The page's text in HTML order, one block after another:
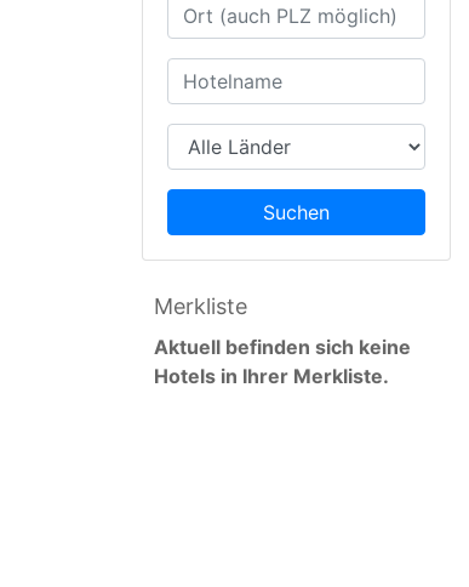
Suchen
Merkliste
Aktuell befinden sich keine
Hotels in Ihrer Merkliste.